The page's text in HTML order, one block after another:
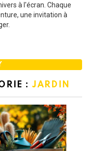
à l'écran. Chaque
une invitation à
:JARDIN